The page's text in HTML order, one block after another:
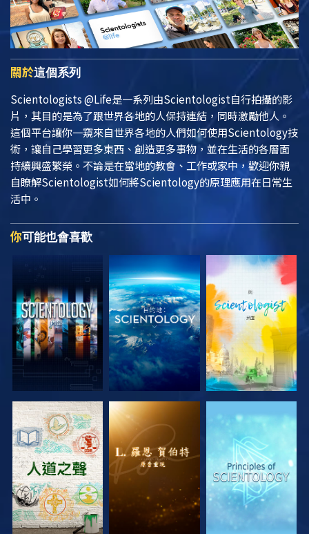
關於這個系列
Scientologists @Life是一系列由Scientologist自行拍攝的影
片，其目的是為了跟世界各地的人保持連結，同時激勵他人。
這個平台讓你一窺來自世界各地的人們如何使用Scientology技
術，讓自己學習更多東西、創造更多事物，並在生活的各層面
持續興盛繁榮。不論是在當地的教會、工作或家中，歡迎你親
自瞭解Scientologist如何將Scientology的原理應用在日常生
活中。
你可能也會喜歡
探索系列節目 探索系列節目 探索系列節目